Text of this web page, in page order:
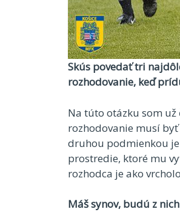
Skús povedať tri
rozhodovanie, keď
Na túto otázku som
rozhodovanie musí
druhou podmienkou
prostredie, ktoré mu
rozhodca je ako
Máš synov, budú z